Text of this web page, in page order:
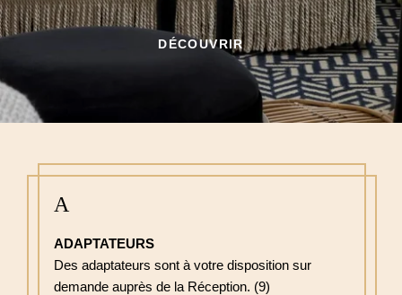
DÉCOUVRIR
A
ADAPTATEURS
Des adaptateurs sont à votre disposition sur
demande auprès de la Réception. (9)